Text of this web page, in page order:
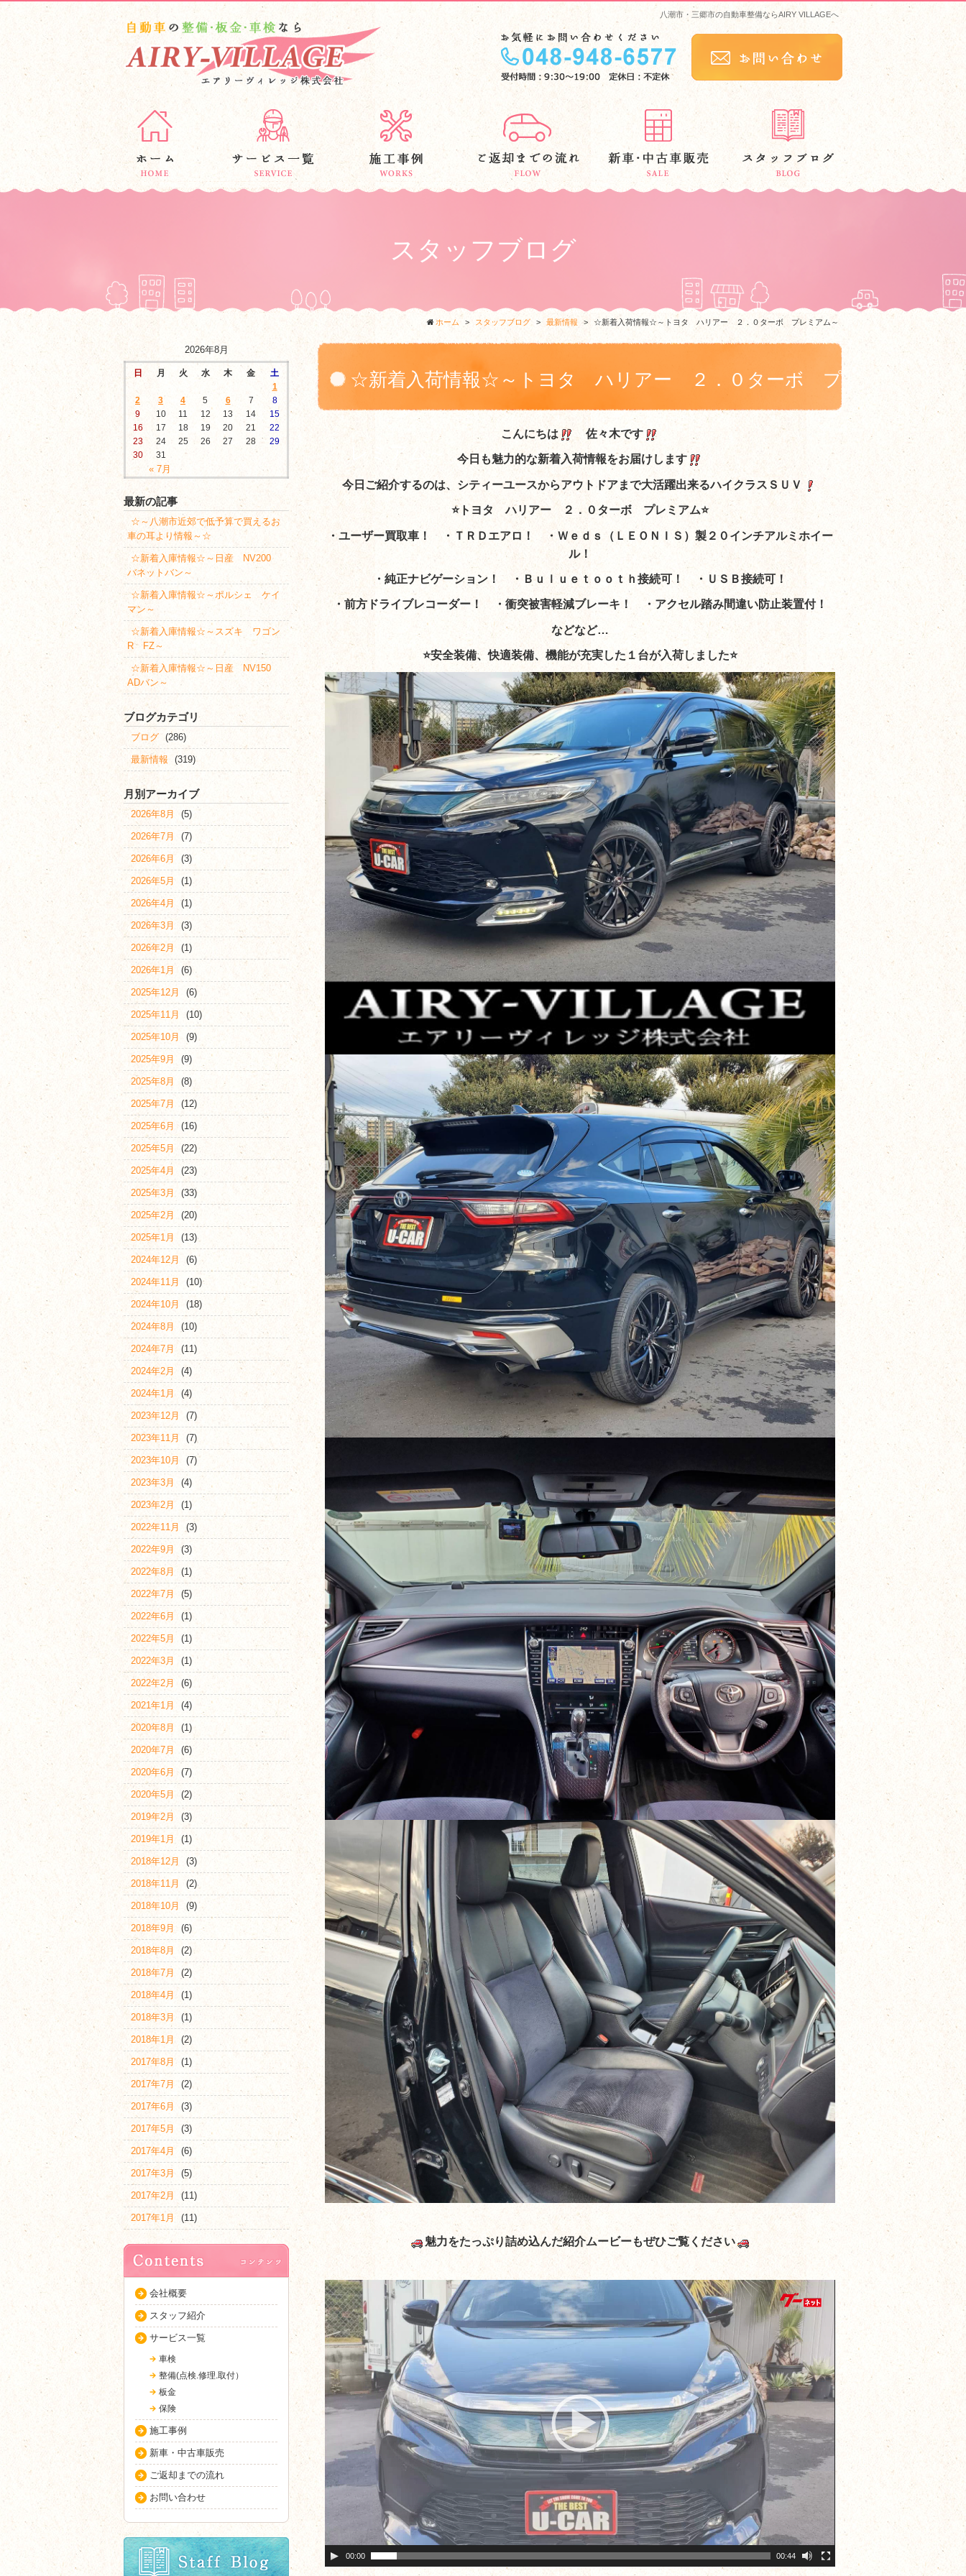
八潮市・三郷市の自動車整備ならAIRY VILLAGEへ
スタッフブログ
ホーム > スタッフブログ > 最新情報 > ☆新着入荷情報☆～トヨタ ハリアー ２．０ターボ プレミアム～
☆新着入荷情報☆～トヨタ ハリアー ２．０ターボ プ
レミアム～
こんにちは 佐々木です
今日も魅力的な新着入荷情報をお届けします
今日ご紹介するのは、シティーユースからアウトドアまで大活躍出来るハイクラスＳＵＶ
⭐トヨタ ハリアー ２．０ターボ プレミアム⭐
・ユーザー買取車！ ・ＴＲＤエアロ！ ・Ｗｅｄｓ（ＬＥＯＮＩＳ）製２０インチアルミホイー
ル！
・純正ナビゲーション！ ・Ｂｕｌｕｅｔｏｏｔｈ接続可！ ・ＵＳＢ接続可！
・前方ドライブレコーダー！ ・衝突被害軽減ブレーキ！ ・アクセル踏み間違い防止装置付！
などなど…
⭐安全装備、快適装備、機能が充実した１台が入荷しました⭐
魅力をたっぷり詰め込んだ紹介ムービーもぜひご覧ください
動
画
プ
レ
ー
ヤ
ー
00:00 00:44
2026年8月
日 月 火 水 木 金 土
« 7月
1
2
3 4 5 6 7
8
9
10 11 12 13 14
15
16
17 18 19 20 21
22
23
24 25 26 27 28
29
30
31
最新の記事
☆～八潮市近郊で低予算で買えるお
車の耳より情報～☆
☆新着入庫情報☆～日産 NV200
バネットバン～
☆新着入庫情報☆～ポルシェ ケイ
マン～
☆新着入庫情報☆～スズキ ワゴン
R FZ～
☆新着入庫情報☆～日産 NV150
ADバン～
ブログカテゴリ
ブログ (286)
最新情報 (319)
月別アーカイブ
2026年8月 (5)
2026年7月 (7)
2026年6月 (3)
2026年5月 (1)
2026年4月 (1)
2026年3月 (3)
2026年2月 (1)
2026年1月 (6)
2025年12月 (6)
2025年11月 (10)
2025年10月 (9)
2025年9月 (9)
2025年8月 (8)
2025年7月 (12)
2025年6月 (16)
2025年5月 (22)
2025年4月 (23)
2025年3月 (33)
2025年2月 (20)
2025年1月 (13)
2024年12月 (6)
2024年11月 (10)
2024年10月 (18)
2024年8月 (10)
2024年7月 (11)
2024年2月 (4)
2024年1月 (4)
2023年12月 (7)
2023年11月 (7)
2023年10月 (7)
2023年3月 (4)
2023年2月 (1)
2022年11月 (3)
2022年9月 (3)
2022年8月 (1)
2022年7月 (5)
2022年6月 (1)
2022年5月 (1)
2022年3月 (1)
2022年2月 (6)
2021年1月 (4)
2020年8月 (1)
2020年7月 (6)
2020年6月 (7)
2020年5月 (2)
2019年2月 (3)
2019年1月 (1)
2018年12月 (3)
2018年11月 (2)
2018年10月 (9)
2018年9月 (6)
2018年8月 (2)
2018年7月 (2)
2018年4月 (1)
2018年3月 (1)
2018年1月 (2)
2017年8月 (1)
2017年7月 (2)
2017年6月 (3)
2017年5月 (3)
2017年4月 (6)
2017年3月 (5)
2017年2月 (11)
2017年1月 (11)
会社概要
スタッフ紹介
サービス一覧
車検
整備(点検.修理.取付）
板金
保険
施工事例
新車・中古車販売
ご返却までの流れ
お問い合わせ